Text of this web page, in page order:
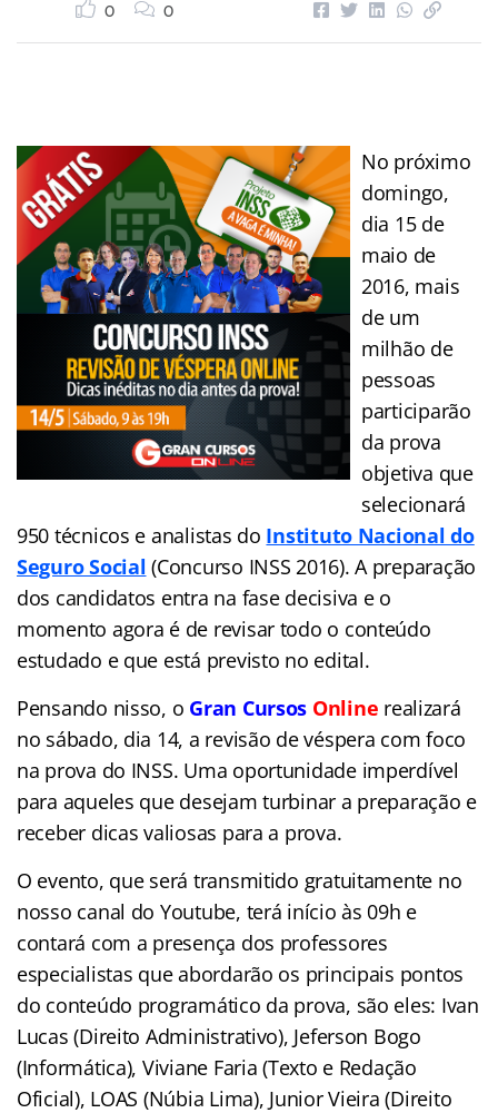
0 0
No próximo
domingo,
dia 15 de
maio de
2016, mais
de um
milhão de
pessoas
participarão
da prova
objetiva que
selecionará
950 técnicos e analistas do Instituto Nacional do
Seguro Social (Concurso INSS 2016). A preparação
dos candidatos entra na fase decisiva e o
momento agora é de revisar todo o conteúdo
estudado e que está previsto no edital.
Pensando nisso, o Gran Cursos Online realizará
no sábado, dia 14, a revisão de véspera com foco
na prova do INSS. Uma oportunidade imperdível
para aqueles que desejam turbinar a preparação e
receber dicas valiosas para a prova.
O evento, que será transmitido gratuitamente no
nosso canal do Youtube, terá início às 09h e
contará com a presença dos professores
especialistas que abordarão os principais pontos
do conteúdo programático da prova, são eles: Ivan
Lucas (Direito Administrativo), Jeferson Bogo
(Informática), Viviane Faria (Texto e Redação
Oficial), LOAS (Núbia Lima), Junior Vieira (Direito